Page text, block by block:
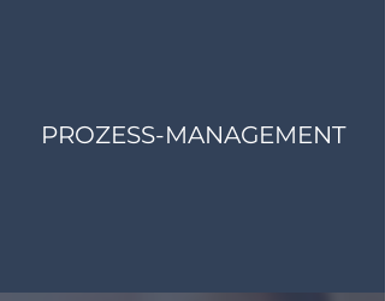
PROZESS-MANAGEMENT